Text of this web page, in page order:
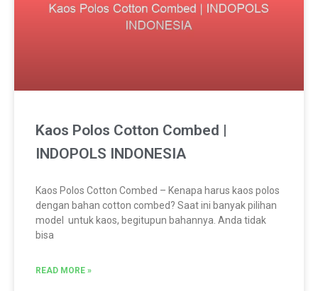
Kaos Polos Cotton Combed |
INDOPOLS INDONESIA
Kaos Polos Cotton Combed – Kenapa harus kaos polos
dengan bahan cotton combed? Saat ini banyak pilihan
model untuk kaos, begitupun bahannya. Anda tidak
bisa
READ MORE »